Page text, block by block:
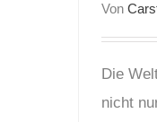
Von
Die
nicht